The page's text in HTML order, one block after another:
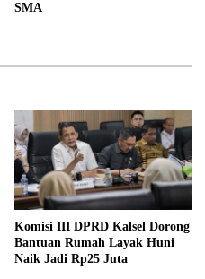
SMA
Komisi III DPRD Kalsel Dorong
Bantuan Rumah Layak Huni
Naik Jadi Rp25 Juta